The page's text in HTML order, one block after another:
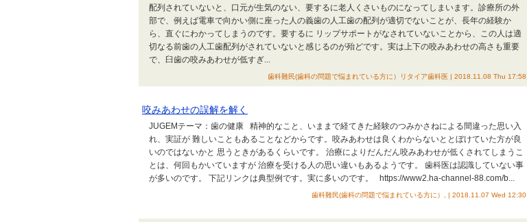
配列されていないと、口元が生気のない、要するに老人くさいものになってしまいます。診療所の外
部で、例えば電車で向かい側に座った人の義歯の人工歯の配列が適切でないことが、長年の経験か
ら、直ぐにわかってしまうのです。要するに リップサポートがなされていないことから、この人は適
切なる前歯の人工歯配列がされていないと感じるのが殆どです。実は上下の咬みあわせの高さも重要
で、臼歯の咬みあわせが低すぎ...
歯科難民(歯科の問題で悩まれている方に）リタイア歯科医 | 2018.11.08 Thu 17:58
咬みあわせの誤解を解く
JUGEMテーマ：歯の健康 精神的なこと、いままで経てきた経験のつみかさねによる間違った思い入
れ、実証が 難しいこともあることなどからです。咬みあわせは良くわからないととぼけていた方が良
いのではないかと 思うときがあるくらいです。 治療によりだんだん咬みあわせが低くされてしまうこ
とは、何回もかいていますが 治療を受ける人の思い違いもあるようです。 歯科医は認識していない事
が多いのです。 下記リンクは典型例です。実に多いのです。 https://www2.ha-channel-88.com/b...
歯科難民(歯科の問題で悩まれている方に）, | 2018.11.07 Wed 12:30